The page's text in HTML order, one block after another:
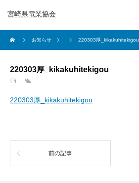
宮崎県電業協会
お知らせ 220303厚_kikakuhitekigou
220303厚_kikakuhitekigou
220303厚_kikakuhitekigou
前の記事